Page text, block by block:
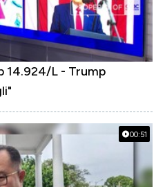
14.924/L - Trump
00:51